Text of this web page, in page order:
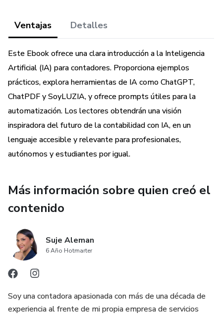
Este libro es el mapa que no existía.
Qué vas a encontrar adentro
9 capítulos organizados en 4 partes, con el método
completo que aplico en mi propia oficina y que enseño a
contadores de toda América Latina:
PARTE 1 · ENTIENDE — Qué cambió realmente en la
profesión y cómo hablarle a la IA para que te entienda. No
prompts genéricos copiados de un video: la lógica detrás
PARTE 2 · PROTÉGETE Y ORDENA — Qué información
se delega y cuál jamás sale de tu oficina. Cómo anonimizar
base de contexto que hace que la IA responda con tu voz,
tu criterio y tu forma de trabajar.
PARTE 3 · EL MÉTODO — Diagnostica en qué se te va el
diseña la solución correcta: prompt puntual, asistente
propio o la IA que ya vive dentro de tu software. Porque el
Ventajas Detalles
Este Ebook ofrece una clara introducción a la Inteligencia
Artificial (IA) para contadores. Proporciona ejemplos
prácticos, explora herramientas de IA como ChatGPT,
ChatPDF y SoyLUZIA, y ofrece prompts útiles para la
automatización. Los lectores obtendrán una visión
inspiradora del futuro de la contabilidad con IA, en un
lenguaje accesible y relevante para profesionales,
autónomos y estudiantes por igual.
Más información sobre quien creó el
contenido
Suje Aleman
6 Año Hotmarter
Soy una contadora apasionada con más de una década de
experiencia al frente de mi propia empresa de servicios